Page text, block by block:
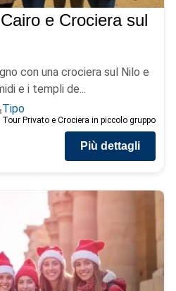
e Crociera sul
con una crociera sul Nilo e
e i templi de...
Tipo
Tour Privato e Crociera in piccolo gruppo
Più dettagli